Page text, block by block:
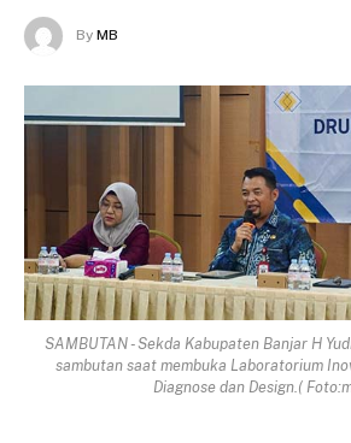
By MB
SAMBUTAN - Sekda Kabupaten Banjar H
sambutan saat membuka Laboratorium
Diagnose dan Design.(